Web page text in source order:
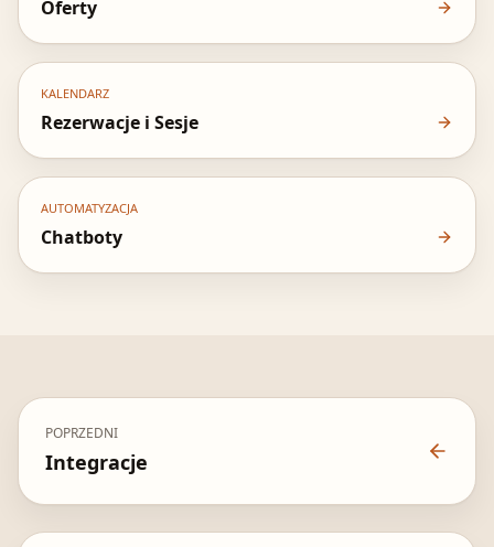
Oferty
KALENDARZ
Rezerwacje i Sesje
AUTOMATYZACJA
Chatboty
POPRZEDNI
Integracje